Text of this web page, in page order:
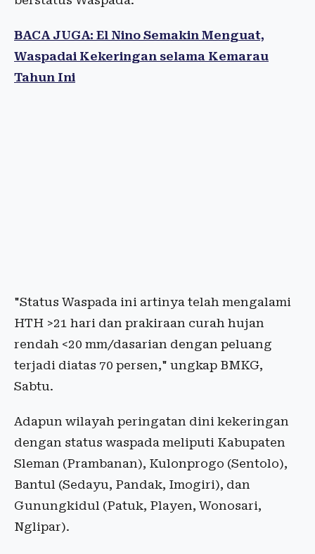
BACA JUGA: El Nino Semakin Menguat,
Waspadai Kekeringan selama Kemarau
Tahun Ini
"Status Waspada ini artinya telah mengalami
HTH >21 hari dan prakiraan curah hujan
rendah <20 mm/dasarian dengan peluang
terjadi diatas 70 persen," ungkap BMKG,
Sabtu.
Adapun wilayah peringatan dini kekeringan
dengan status waspada meliputi Kabupaten
Sleman (Prambanan), Kulonprogo (Sentolo),
Bantul (Sedayu, Pandak, Imogiri), dan
Gunungkidul (Patuk, Playen, Wonosari,
Nglipar).